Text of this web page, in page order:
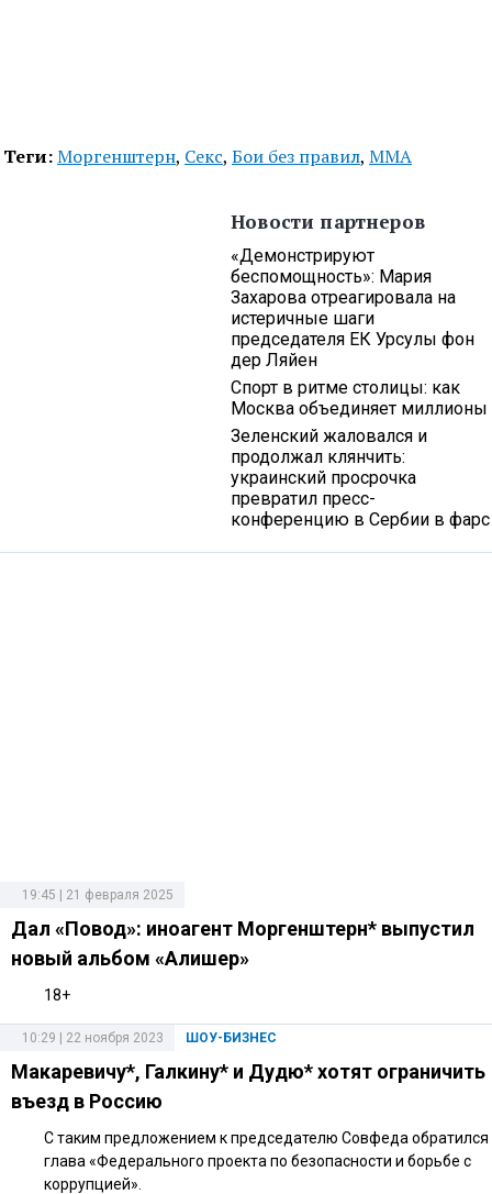
Теги:Моргенштерн, Секс, Бои без правил, MMA
Новости партнеров
«Демонстрируют
беспомощность»: Мария
Захарова отреагировала на
истеричные шаги
председателя ЕК Урсулы фон
дер Ляйен
Спорт в ритме столицы: как
Москва объединяет миллионы
Зеленский жаловался и
продолжал клянчить:
украинский просрочка
превратил пресс-
конференцию в Сербии в фарс
19:45 | 21 февраля 2025
Дал «Повод»: иноагент Моргенштерн* выпустил
новый альбом «Алишер»
18+
ШОУ-БИЗНЕС
10:29 | 22 ноября 2023
Макаревичу*, Галкину* и Дудю* хотят ограничить
въезд в Россию
С таким предложением к председателю Совфеда обратился
глава «Федерального проекта по безопасности и борьбе с
коррупцией».